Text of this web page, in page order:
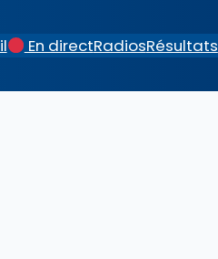
En directRadiosRésultats